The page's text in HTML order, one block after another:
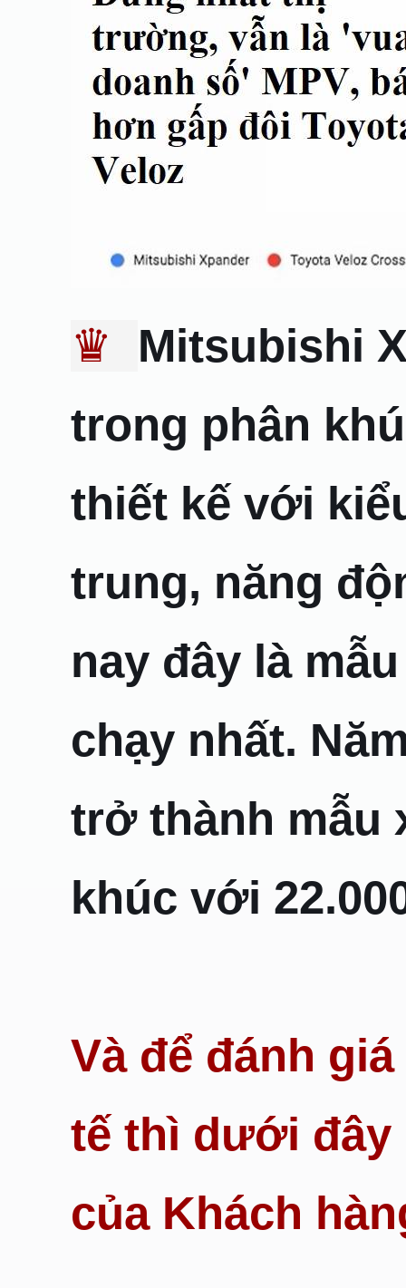
♛ Mitsubishi
trong phân
thiết kế với
trung, năng
nay đây là
chạy nhất.
trở thành mẫu
khúc với
Và để đánh
tế thì dưới đây
của Khách